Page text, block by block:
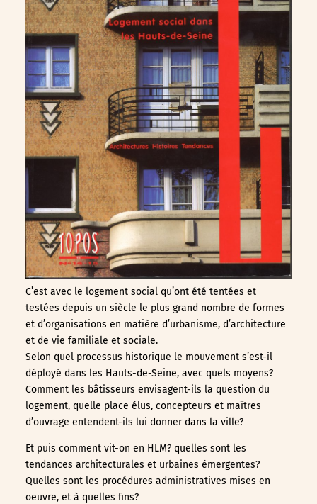
C’est avec le logement social qu’ont été tentées et
testées depuis un siècle le plus grand nombre de formes
et d’organisations en matière d’urbanisme, d’architecture
et de vie familiale et sociale.
Selon quel processus historique le mouvement s’est-il
déployé dans les Hauts-de-Seine, avec quels moyens?
Comment les bâtisseurs envisagent-ils la question du
logement, quelle place élus, concepteurs et maîtres
d’ouvrage entendent-ils lui donner dans la ville?
Et puis comment vit-on en HLM? quelles sont les
tendances architecturales et urbaines émergentes?
Quelles sont les procédures administratives mises en
oeuvre, et à quelles fins?